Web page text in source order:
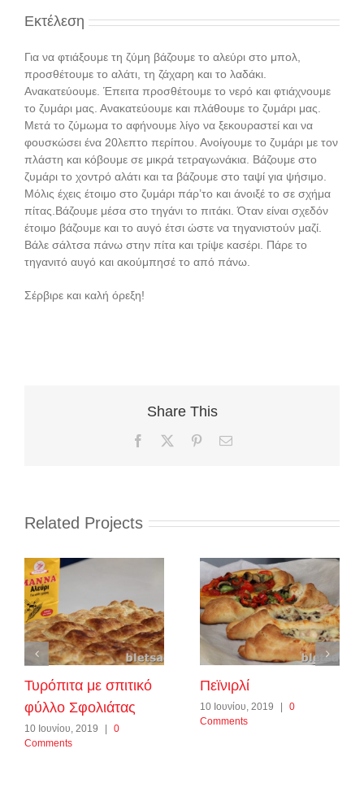
Εκτέλεση
Για να φτιάξουμε τη ζύμη βάζουμε το αλεύρι στο μπολ,
προσθέτουμε το αλάτι, τη ζάχαρη και το λαδάκι.
Ανακατεύουμε. Έπειτα προσθέτουμε το νερό και φτιάχνουμε
το ζυμάρι μας. Ανακατεύουμε και πλάθουμε το ζυμάρι μας.
Μετά το ζύμωμα το αφήνουμε λίγο να ξεκουραστεί και να
φουσκώσει ένα 20λεπτο περίπου. Ανοίγουμε το ζυμάρι με τον
πλάστη και κόβουμε σε μικρά τετραγωνάκια. Βάζουμε στο
ζυμάρι το χοντρό αλάτι και τα βάζουμε στο ταψί για ψήσιμο.
Μόλις έχεις έτοιμο στο ζυμάρι πάρ’το και άνοιξέ το σε σχήμα
πίτας.Βάζουμε μέσα στο τηγάνι το πιτάκι. Όταν είναι σχεδόν
έτοιμο βάζουμε και το αυγό έτσι ώστε να τηγανιστούν μαζί.
Βάλε σάλτσα πάνω στην πίτα και τρίψε κασέρι. Πάρε το
τηγανιτό αυγό και ακούμπησέ το από πάνω.
Σέρβιρε και καλή όρεξη!
Share This
Facebook PinterestEmail
Related Projects
Τυρόπιτα με σπιτικό
φύλλο Σφολιάτας
10 Ιουνίου, 2019 |
0
Comments
Πεϊνιρλί
10 Ιουνίου, 2019 |
0
Comments